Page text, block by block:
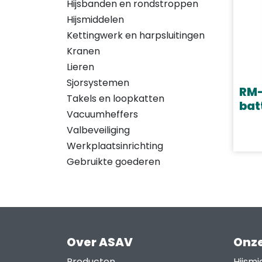
Hijsbanden en rondstroppen
Hijsmiddelen
Kettingwerk en harpsluitingen
Kranen
Lieren
Sjorsystemen
Takels en loopkatten
Vacuumheffers
Valbeveiliging
Werkplaatsinrichting
Gebruikte goederen
Deze
kan
Over ASAV